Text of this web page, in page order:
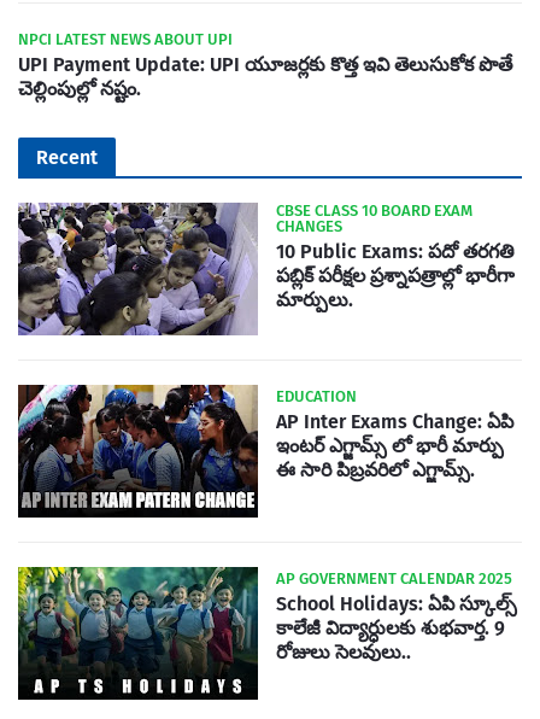
NPCI LATEST NEWS ABOUT UPI
UPI Payment Update: UPI యూజర్లకు కొత్త ఇవి తెలుసుకోక పొతే
చెల్లింపుల్లో నష్టం.
Recent
CBSE CLASS 10 BOARD EXAM
CHANGES
10 Public Exams: పదో తరగతి
పబ్లిక్‌ పరీక్షల ప్రశ్నాపత్రాల్లో భారీగా
మార్పులు.
EDUCATION
AP Inter Exams Change: ఏపి
ఇంటర్ ఎగ్జామ్స్ లో భారీ మార్పు
ఈ సారి పిబ్రవరిలో ఎగ్జామ్స్.
AP GOVERNMENT CALENDAR 2025
School Holidays: ఏపి స్కూల్స్
కాలేజీ విద్యార్ధులకు శుభవార్త. 9
రోజులు సెలవులు..